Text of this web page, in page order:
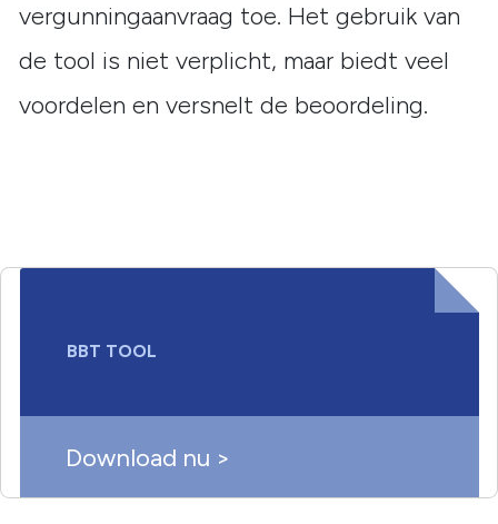
vergunningaanvraag toe. Het gebruik van
de tool is niet verplicht, maar biedt veel
voordelen en versnelt de beoordeling.
BBT TOOL
Download nu >